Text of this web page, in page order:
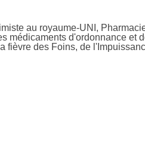
au royaume-UNI,
médicaments d'ordonnance et
fièvre des Foins, de